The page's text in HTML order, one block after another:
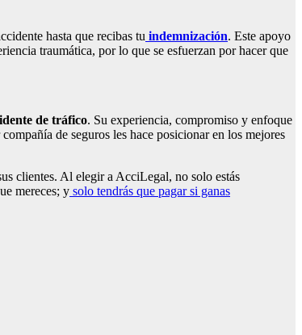
hasta que recibas tu indemnización. Este apoyo
traumática, por lo que se esfuerzan por hacer que
de tráfico. Su experiencia, compromiso y enfoque
de seguros les hace posicionar en los mejores
clientes. Al elegir a AcciLegal, no solo estás
mereces; y solo tendrás que pagar si ganas